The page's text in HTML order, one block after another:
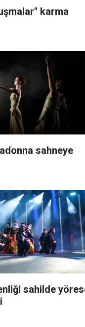
karma
sahneye
sahilde